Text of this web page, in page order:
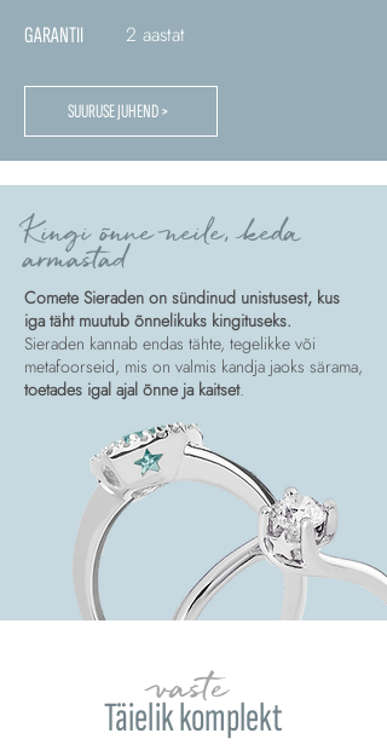
GARANTII 2 aastat
SUURUSE JUHEND >
Kingi õnne neile, keda
armastad
Comete Sieraden on sündinud unistusest, kus
iga täht muutub õnnelikuks kingituseks.
Sieraden kannab endas tähte, tegelikke või
metafoorseid, mis on valmis kandja jaoks särama,
toetades igal ajal õnne ja kaitset.
Täielik komplekt
vaste